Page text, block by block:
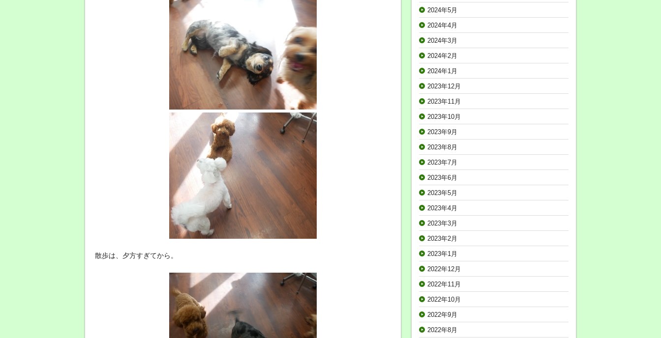
散歩は、夕方すぎてから。
2024年5月
2024年4月
2024年3月
2024年2月
2024年1月
2023年12月
2023年11月
2023年10月
2023年9月
2023年8月
2023年7月
2023年6月
2023年5月
2023年4月
2023年3月
2023年2月
2023年1月
2022年12月
2022年11月
2022年10月
2022年9月
2022年8月